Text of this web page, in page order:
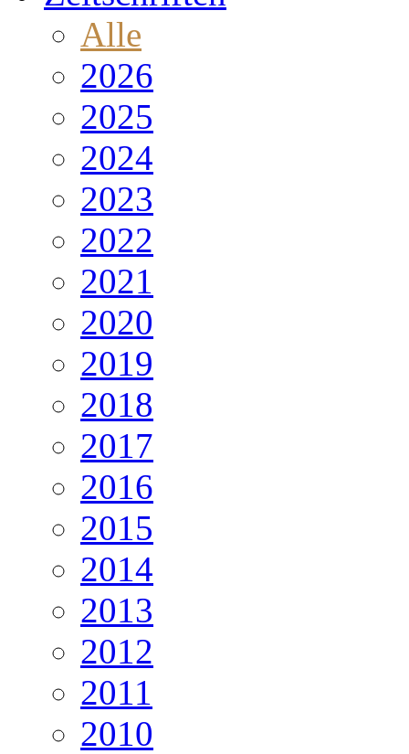
Alle
2026
2025
2024
2023
2022
2021
2020
2019
2018
2017
2016
2015
2014
2013
2012
2011
2010